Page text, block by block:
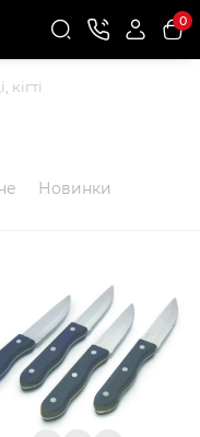
0
Новинки